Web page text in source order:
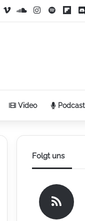
VimeoSoundCloud
Instagram
Spotify
Video Podcast
Folgt uns